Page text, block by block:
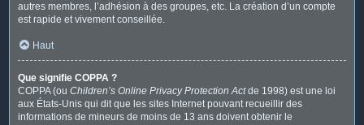
autres membres, l’adhésion à des groupes, etc. La création d’un compte
est rapide et vivement conseillée.
Haut
Que signifie COPPA ?
COPPA (ou Children’s Online Privacy Protection Actde 1998) est une loi
aux États-Unis qui dit que les sites Internet pouvant recueillir des
informations de mineurs de moins de 13 ans doivent obtenir le